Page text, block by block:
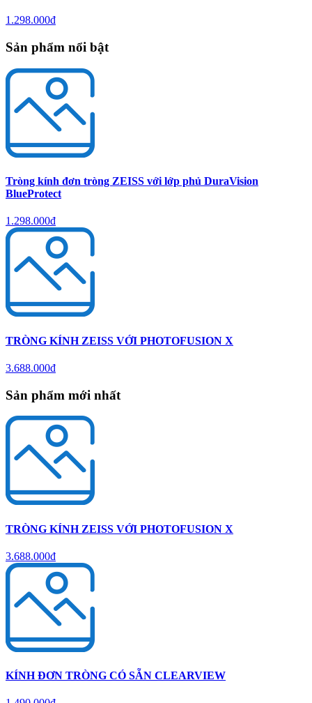
1.298.000đ
Sản phẩm nổi bật
Tròng kính đơn tròng ZEISS với lớp phủ DuraVision
BlueProtect
1.298.000đ
TRÒNG KÍNH ZEISS VỚI PHOTOFUSION X
3.688.000đ
Sản phẩm mới nhất
TRÒNG KÍNH ZEISS VỚI PHOTOFUSION X
3.688.000đ
KÍNH ĐƠN TRÒNG CÓ SẴN CLEARVIEW